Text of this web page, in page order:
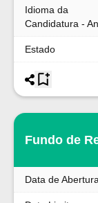
Idioma da
Candidatura -
Estado
Fundo de
Data de Abertura